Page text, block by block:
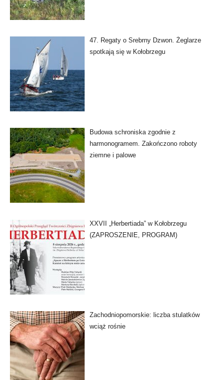
47. Regaty o Srebrny Dzwon. Żeglarze
spotkają się w Kołobrzegu
Budowa schroniska zgodnie z
harmonogramem. Zakończono roboty
ziemne i palowe
XXVII „Herbertiada” w Kołobrzegu
(ZAPROSZENIE, PROGRAM)
Zachodniopomorskie: liczba stulatków
wciąż rośnie